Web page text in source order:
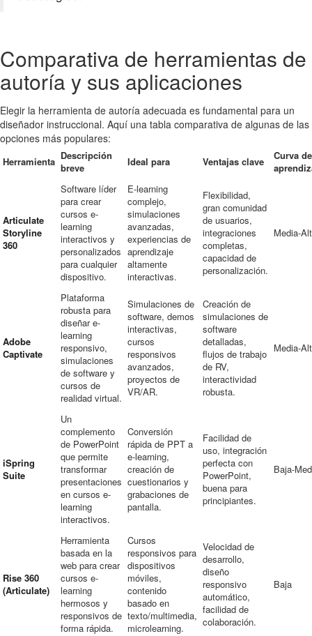
Comparativa de herramientas de
autoría y sus aplicaciones
Elegir la herramienta de autoría adecuada es fundamental para un
diseñador instruccional. Aquí una tabla comparativa de algunas de las
opciones más populares:
Herramienta Descripción
breve
Ideal para Ventajas clave
Curva de
Articulate
Storyline
360
Software líder
para crear
cursos e-
learning
interactivos y
personalizados
para cualquier
dispositivo.
E-learning
complejo,
simulaciones
avanzadas,
experiencias de
aprendizaje
altamente
interactivas.
Flexibilidad,
gran comunidad
de usuarios,
integraciones
completas,
capacidad de
personalización.
Media-
Adobe
Captivate
Plataforma
robusta para
diseñar e-
learning
responsivo,
simulaciones
de software y
cursos de
realidad virtual.
Simulaciones de
software, demos
interactivas,
cursos
responsivos
avanzados,
proyectos de
VR/AR.
Creación de
simulaciones de
software
detalladas,
flujos de trabajo
de RV,
interactividad
robusta.
Media-
iSpring
Suite
Un
complemento
de PowerPoint
que permite
transformar
presentaciones
en cursos e-
learning
interactivos.
Conversión
rápida de PPT a
e-learning,
creación de
cuestionarios y
grabaciones de
pantalla.
Facilidad de
uso, integración
perfecta con
PowerPoint,
buena para
principiantes.
Baja-
Rise 360
(Articulate)
Herramienta
basada en la
web para crear
cursos e-
learning
hermosos y
responsivos de
forma rápida.
Cursos
responsivos para
dispositivos
móviles,
contenido
basado en
texto/multimedia,
microlearning.
Velocidad de
desarrollo,
diseño
responsivo
automático,
facilidad de
colaboración.
Baja